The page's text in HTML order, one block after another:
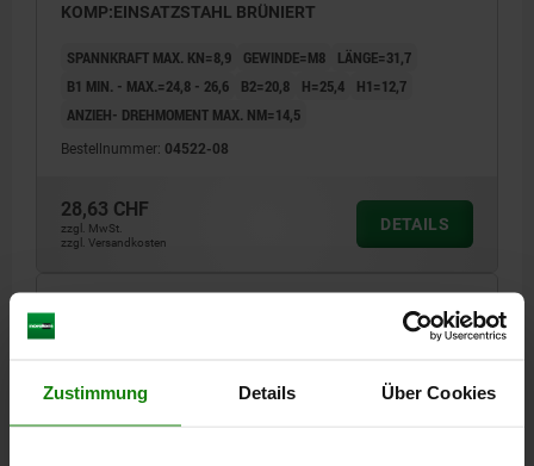
Zustimmung Details Über Cookies
KOMP:EINSATZSTAHL BRÜNIERT
SPANNKRAFT MAX. KN=8,9 GEWINDE=M8
LÄNGE=31,7
B1 MIN. - MAX.=24,8 - 26,6
B2=20,8 H=25,4
H1=12,7
ANZIEH- DREHMOMENT MAX. NM=14,5
Bestellnummer: 04522-08
28,63 CHF
zzgl. MwSt.
zzgl. Versandkosten
DETAILS